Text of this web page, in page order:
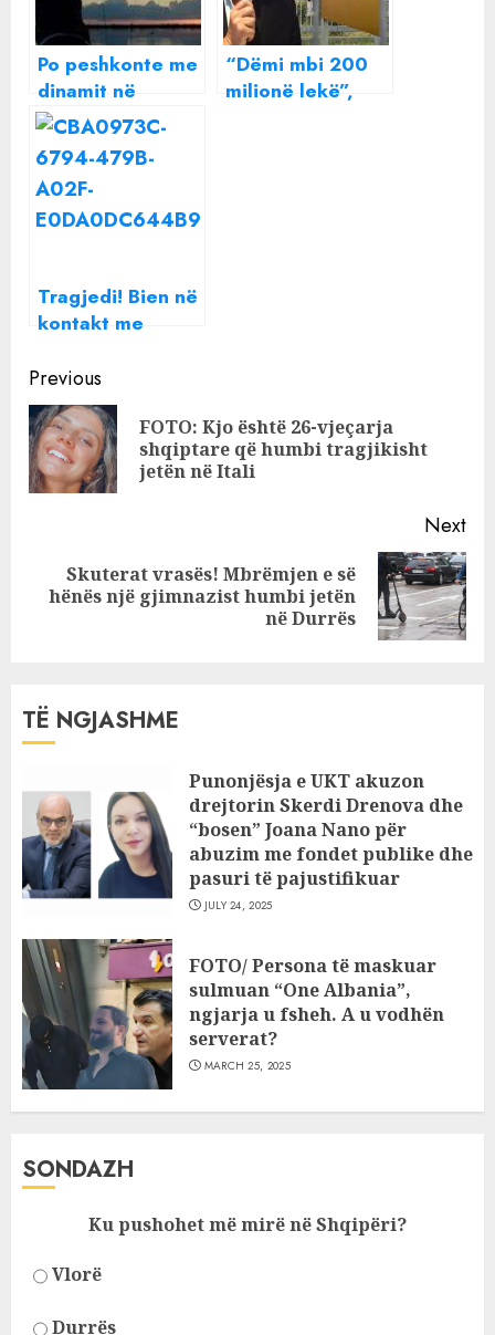
Po peshkonte me
dinamit në
liqenin e Fierzës,
vjeçari në Fushë-
Arrëz
“Dëmi mbi 200
milionë lekë”,
Tragjedi! Bien në
kontakt me
jetën nëna me dy
vajzat e saj në
Fushë-Arrëz
Continue
Reading
Previous
FOTO: Kjo është 26-vjeçarja
shqiptare që humbi tragjikisht
jetën në Itali
Next
Next
Skuterat vrasës! Mbrëmjen e së
hënës një gjimnazist humbi jetën
në Durrës
TË NGJASHME
Punonjësja e UKT akuzon
drejtorin Skerdi Drenova dhe
“bosen” Joana Nano për
abuzim me fondet publike dhe
pasuri të pajustifikuar
JULY 24, 2025
FOTO/ Persona të maskuar
sulmuan “One Albania”,
ngjarja u fsheh. A u vodhën
serverat?
MARCH 25, 2025
SONDAZH
Ku pushohet më mirë në Shqipëri?
Vlorë
Durrës